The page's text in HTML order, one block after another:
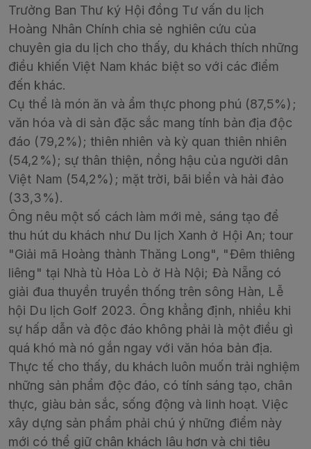
Trưởng Ban Thư ký Hội đồng Tư vấn du lịch
Hoàng Nhân Chính chia sẻ nghiên cứu của
chuyên gia du lịch cho thấy, du khách thích những
điều khiến Việt Nam khác biệt so với các điểm
đến khác.
Cụ thể là món ăn và ẩm thực phong phú (87,5%);
văn hóa và di sản đặc sắc mang tính bản địa độc
đáo (79,2%); thiên nhiên và kỳ quan thiên nhiên
(54,2%); sự thân thiện, nồng hậu của người dân
Việt Nam (54,2%); mặt trời, bãi biển và hải đảo
(33,3%).
Ông nêu một số cách làm mới mẻ, sáng tạo để
thu hút du khách như Du lịch Xanh ở Hội An; tour
"Giải mã Hoàng thành Thăng Long", "Đêm thiêng
liêng" tại Nhà tù Hỏa Lò ở Hà Nội; Đà Nẵng có
giải đua thuyền truyền thống trên sông Hàn, Lễ
hội Du lịch Golf 2023. Ông khẳng định, nhiều khi
sự hấp dẫn và độc đáo không phải là một điều gì
quá khó mà nó gắn ngay với văn hóa bản địa.
Thực tế cho thấy, du khách luôn muốn trải nghiệm
những sản phẩm độc đáo, có tính sáng tạo, chân
thực, giàu bản sắc, sống động và linh hoạt. Việc
xây dựng sản phẩm phải chú ý những điểm này
mới có thể giữ chân khách lâu hơn và chi tiêu